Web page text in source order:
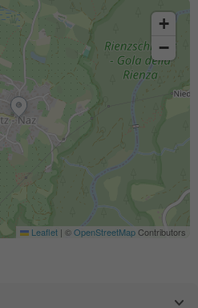
+
−
Leaflet | ©OpenStreetMapContributors